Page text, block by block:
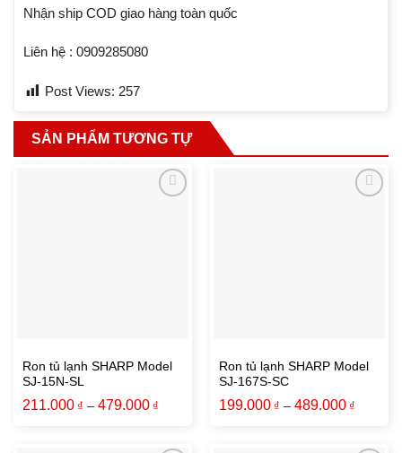
Nhận ship COD giao hàng toàn quốc
Liên hệ : 0909285080
Post Views: 257
SẢN PHẨM TƯƠNG TỰ
Ron tủ lạnh SHARP Model
SJ-15N-SL
211.000 ₫ – 479.000 ₫
Ron tủ lạnh SHARP Model
SJ-167S-SC
199.000 ₫ – 489.000 ₫